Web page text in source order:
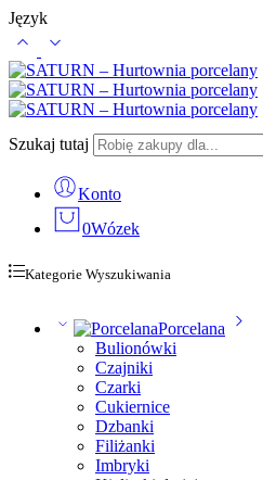
Język
Szukaj tutaj
Konto
0Wózek
Kategorie Wyszukiwania
Porcelana
Bulionówki
Czajniki
Czarki
Cukiernice
Dzbanki
Filiżanki
Imbryki